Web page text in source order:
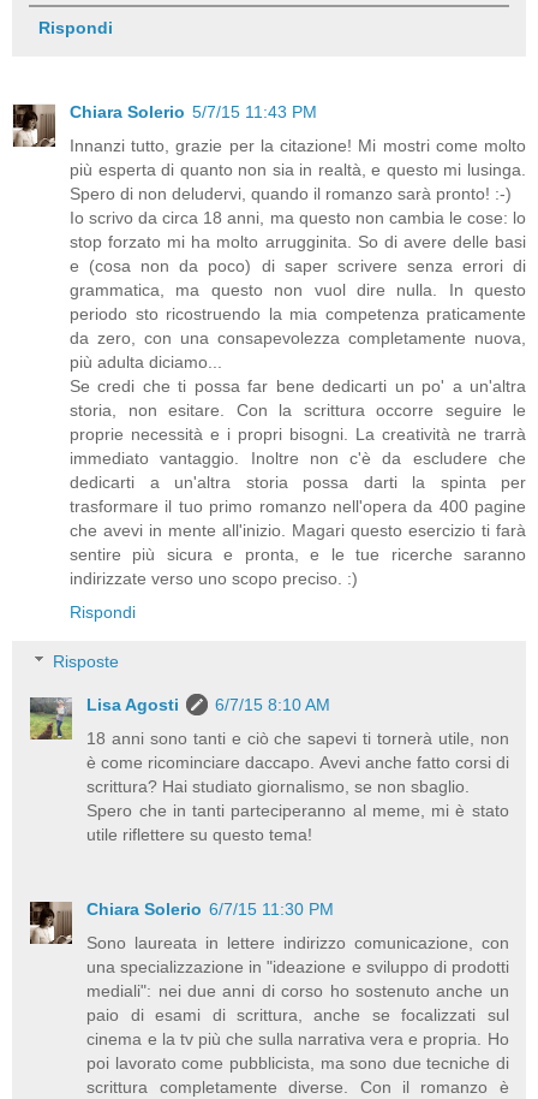
Rispondi
Chiara Solerio 5/7/15 11:43 PM
Innanzi tutto, grazie per la citazione! Mi mostri come molto
più esperta di quanto non sia in realtà, e questo mi lusinga.
Spero di non deludervi, quando il romanzo sarà pronto! :-)
Io scrivo da circa 18 anni, ma questo non cambia le cose: lo
stop forzato mi ha molto arrugginita. So di avere delle basi
e (cosa non da poco) di saper scrivere senza errori di
grammatica, ma questo non vuol dire nulla. In questo
periodo sto ricostruendo la mia competenza praticamente
da zero, con una consapevolezza completamente nuova,
più adulta diciamo...
Se credi che ti possa far bene dedicarti un po' a un'altra
storia, non esitare. Con la scrittura occorre seguire le
proprie necessità e i propri bisogni. La creatività ne trarrà
immediato vantaggio. Inoltre non c'è da escludere che
dedicarti a un'altra storia possa darti la spinta per
trasformare il tuo primo romanzo nell'opera da 400 pagine
che avevi in mente all'inizio. Magari questo esercizio ti farà
sentire più sicura e pronta, e le tue ricerche saranno
indirizzate verso uno scopo preciso. :)
Rispondi
Risposte
Lisa Agosti
6/7/15 8:10 AM
18 anni sono tanti e ciò che sapevi ti tornerà utile, non
è come ricominciare daccapo. Avevi anche fatto corsi di
scrittura? Hai studiato giornalismo, se non sbaglio.
Spero che in tanti parteciperanno al meme, mi è stato
utile riflettere su questo tema!
Chiara Solerio 6/7/15 11:30 PM
Sono laureata in lettere indirizzo comunicazione, con
una specializzazione in "ideazione e sviluppo di prodotti
mediali": nei due anni di corso ho sostenuto anche un
paio di esami di scrittura, anche se focalizzati sul
cinema e la tv più che sulla narrativa vera e propria. Ho
poi lavorato come pubblicista, ma sono due tecniche di
scrittura completamente diverse. Con il romanzo è